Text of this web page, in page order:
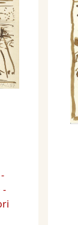
-